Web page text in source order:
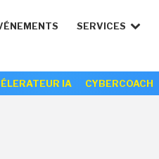
SERVICES
IA CYBERCOACH